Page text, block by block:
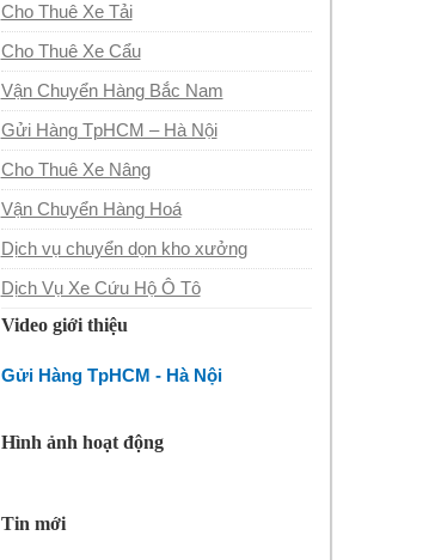
Cho Thuê Xe Tải
Cho Thuê Xe Cẩu
Vận Chuyển Hàng Bắc Nam
Gửi Hàng TpHCM – Hà Nội
Cho Thuê Xe Nâng
Vận Chuyển Hàng Hoá
Dịch vụ chuyển dọn kho xưởng
Dịch Vụ Xe Cứu Hộ Ô Tô
Video giới thiệu
Gửi Hàng TpHCM - Hà Nội
Hình ảnh hoạt động
Tin mới